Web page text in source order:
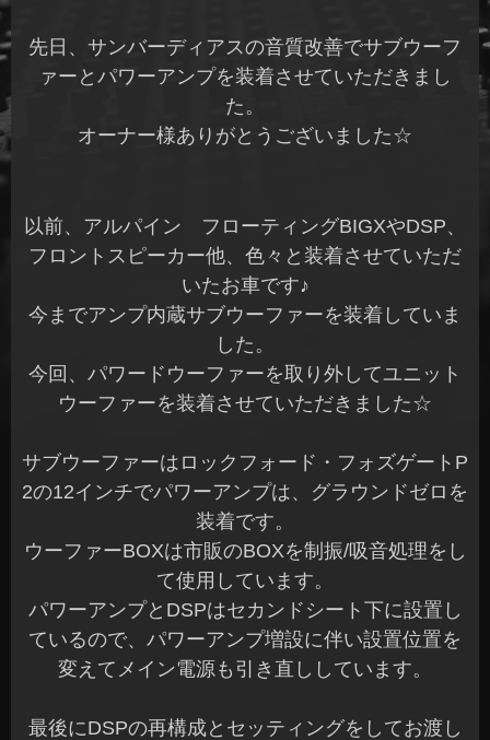
先日、サンバーディアスの音質改善でサブウーフ
ァーとパワーアンプを装着させていただきまし
た。
オーナー様ありがとうございました☆
以前、アルパイン フローティングBIGXやDSP、
フロントスピーカー他、色々と装着させていただ
いたお車です♪
今までアンプ内蔵サブウーファーを装着していま
した。
今回、パワードウーファーを取り外してユニット
ウーファーを装着させていただきました☆
サブウーファーはロックフォード・フォズゲートP
2の12インチでパワーアンプは、グラウンドゼロを
装着です。
ウーファーBOXは市販のBOXを制振/吸音処理をし
て使用しています。
パワーアンプとDSPはセカンドシート下に設置し
ているので、パワーアンプ増設に伴い設置位置を
変えてメイン電源も引き直ししています。
最後にDSPの再構成とセッティングをしてお渡し